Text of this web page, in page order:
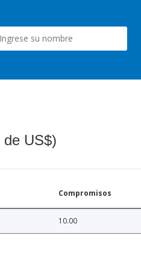
de US$)
Compromisos
10.00